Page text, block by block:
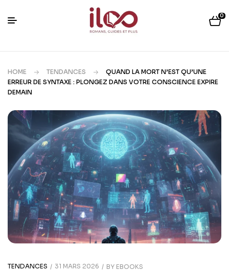
0
HOME TENDANCES
QUAND LA MORT N’EST QU’UNE
ERREUR DE SYNTAXE : PLONGEZ DANS VOTRE CONSCIENCE EXPIRE
DEMAIN
TENDANCES 31 MARS 2026 BY EBOOKS